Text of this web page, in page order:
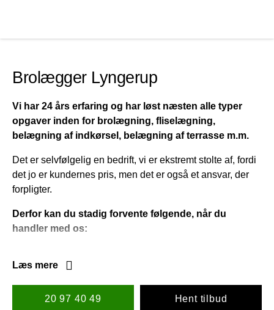
Brolægger Lyngerup
Vi har 24 års erfaring og har løst næsten alle typer
opgaver inden for brolægning, fliselægning,
belægning af indkørsel, belægning af terrasse m.m.
Det er selvfølgelig en bedrift, vi er ekstremt stolte af, fordi
det jo er kundernes pris, men det er også et ansvar, der
forpligter.
Derfor kan du stadig forvente følgende, når du
handler med os:
overraskelser på din opgave.
papir på, at vi er blandt Danmarks bedste
Læs mere
20 97 40 49 Hent tilbud